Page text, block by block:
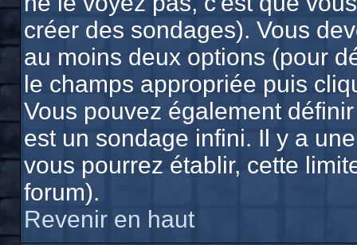
créer des sondages). Vous
au moins deux options (pour
le champs appropriée puis
Vous pouvez également
est un sondage infini. Il y a
vous pourrez établir, cette
forum).
Revenir en haut